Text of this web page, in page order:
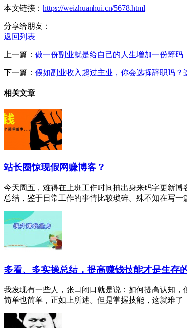
本文链接： https://weizhuanhui.cn/5678.html
分享给朋友：
返回列表
上一篇： 做一份副业就是给自己的人生增加一份筹码
下一篇： 假如副业收入超过主业，你会选择辞职吗？
相关文章
站长圈惊现假网赚博客？
今天周五，难得在上班工作时间抽出身来码字更新
总结，鉴于日常工作的事情比较琐碎。殊不知在写一
多看、多实操总结，提高赚钱技能才是生存
我发现有一些人，张口闭口就是说：如何提高认知
简单也简单，正如上所述。但是掌握技能，这就难了